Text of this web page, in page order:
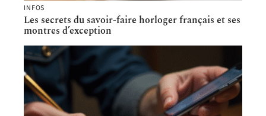
INFOS
Les secrets du savoir-faire horloger français et ses
montres d’exception